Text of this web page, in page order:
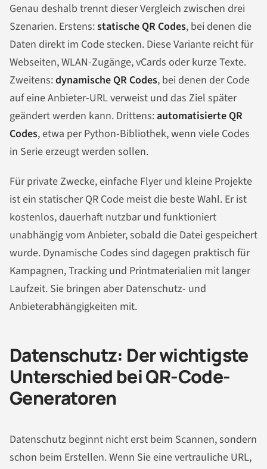
Genau deshalb trennt dieser Vergleich zwischen drei
Szenarien. Erstens:statische QR Codes, bei denen die
Daten direkt im Code stecken. Diese Variante reicht für
Webseiten, WLAN-Zugänge, vCards oder kurze Texte.
Zweitens:dynamische QR Codes, bei denen der Code
auf eine Anbieter-URL verweist und das Ziel später
geändert werden kann. Drittens:automatisierte QR
Codes, etwa per Python-Bibliothek, wenn viele Codes
in Serie erzeugt werden sollen.
Für private Zwecke, einfache Flyer und kleine Projekte
ist ein statischer QR Code meist die beste Wahl. Er ist
kostenlos, dauerhaft nutzbar und funktioniert
unabhängig vom Anbieter, sobald die Datei gespeichert
wurde. Dynamische Codes sind dagegen praktisch für
Kampagnen, Tracking und Printmaterialien mit langer
Laufzeit. Sie bringen aber Datenschutz- und
Anbieterabhängigkeiten mit.
Datenschutz: Der wichtigste
Unterschied bei QR-Code-
Generatoren
Datenschutz beginnt nicht erst beim Scannen, sondern
schon beim Erstellen. Wenn Sie eine vertrauliche URL,